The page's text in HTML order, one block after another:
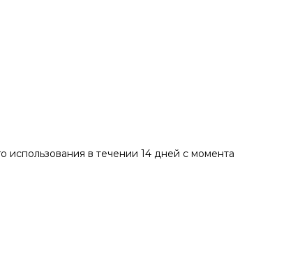
в течении 14 дней с момента